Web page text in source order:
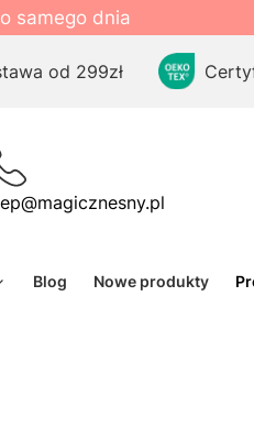
samego dnia
od 299zł
Blog Nowe produkty